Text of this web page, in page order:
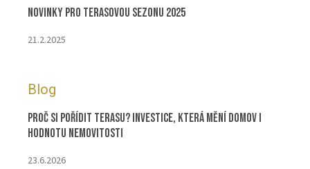
Novinky pro terasovou sezonu 2025
21.2.2025
Blog
Proč si pořídit terasu? Investice, která mění domov i
hodnotu nemovitosti
23.6.2026